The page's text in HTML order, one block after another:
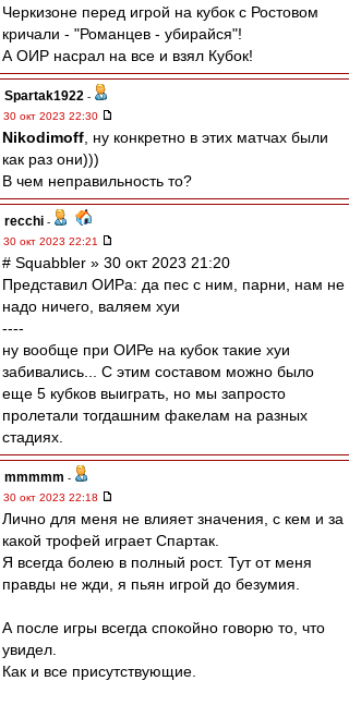
Черкизоне перед игрой на кубок с Ростовом
кричали - "Романцев - убирайся"!
А ОИР насрал на все и взял Кубок!
Spartak1922 -
30 окт 2023 22:30
Nikodimoff , ну конкретно в этих матчах были
как раз они)))
В чем неправильность то?
recchi -
30 окт 2023 22:21
# Squabbler » 30 окт 2023 21:20
Представил ОИРа: да пес с ним, парни, нам не
надо ничего, валяем хуи
----
ну вообще при ОИРе на кубок такие хуи
забивались... С этим составом можно было
еще 5 кубков выиграть, но мы запросто
пролетали тогдашним факелам на разных
стадиях.
mmmmm -
30 окт 2023 22:18
Лично для меня не влияет значения, с кем и за
какой трофей играет Спартак.
Я всегда болею в полный рост. Тут от меня
правды не жди, я пьян игрой до безумия.
А после игры всегда спокойно говорю то, что
увидел.
Как и все присутствующие.